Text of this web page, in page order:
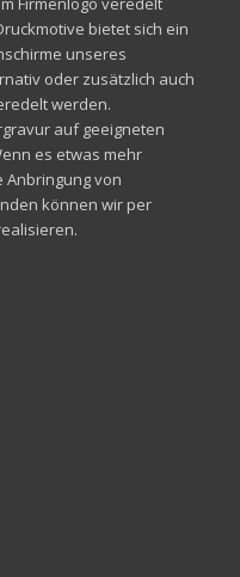
bietet sich ein
unseres
oder zusätzlich auch
werden.
auf geeigneten
es etwas mehr
Anbringung von
können wir per